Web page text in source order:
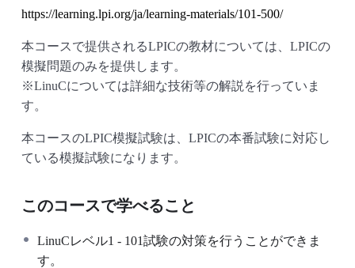
https://learning.lpi.org/ja/learning-materials/101-500/
本コースで提供されるLPICの教材については、LPICの
模擬問題のみを提供します。
※LinuCについては詳細な技術等の解説を行っていま
す。
本コースのLPIC模擬試験は、LPICの本番試験に対応し
ている模擬試験になります。
このコースで学べること
LinuCレベル1 - 101試験の対策を行うことができま
す。